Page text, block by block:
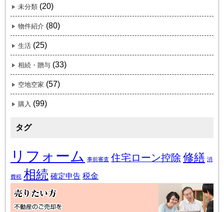
未分類 (20)
物件紹介 (80)
生活 (25)
相続・贈与 (33)
空地空家 (57)
購入 (99)
タグ
リフォーム 事前審査 住宅ローン控除 修繕 消
費税 相続 確定申告 税金